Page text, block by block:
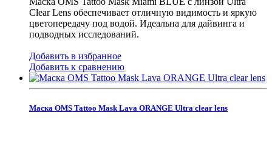
Clear Lens обеспечивает отличную видимость и яркую
цветопередачу под водой. Идеальна для дайвинга и
подводных исследований.
Добавить в избранное
Добавить к сравнению
Маска OMS Tattoo Mask Lava ORANGE Ultra clear lens